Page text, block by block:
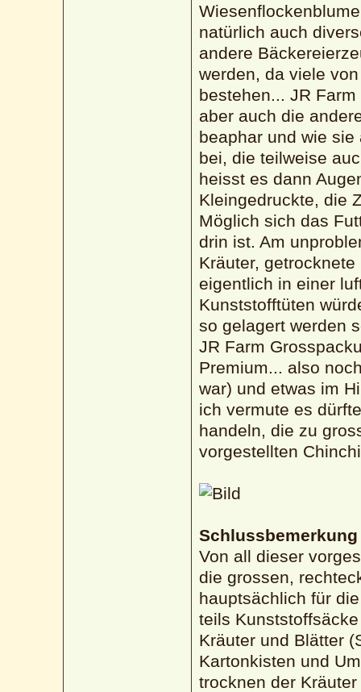
natürlich auch
andere
werden, da viele
bestehen... JR
aber auch die
beaphar und wie
bei, die teilweise
heisst es dann
Kleingedruckte, die
Möglich sich das
drin ist. Am
Kräuter,
eigentlich in einer
Kunststofftüten
so gelagert werden
JR Farm
Premium... also
war) und etwas im
ich vermute es
handeln, die zu
vorgestellten
Schlussbemerkung
Von all dieser
die grossen,
hauptsächlich für
teils
Kräuter und Blätter
Kartonkisten und
trocknen der